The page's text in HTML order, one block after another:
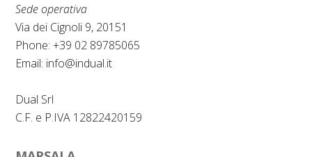
k
n
Sede operativa
Via dei Cignoli 9, 20151
Phone: +39 02 89785065
Email: info@indual.it
Dual Srl
C.F. e P.IVA 12822420159